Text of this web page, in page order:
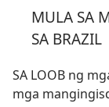
MULA SA
SA BRAZIL
SA LOOB ng
mga